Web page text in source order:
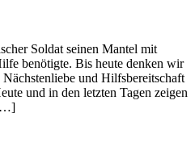
Soldat seinen Mantel mit
benötigte. Bis heute denken wir
und Hilfsbereitschaft
und in den letzten Tagen zeigen